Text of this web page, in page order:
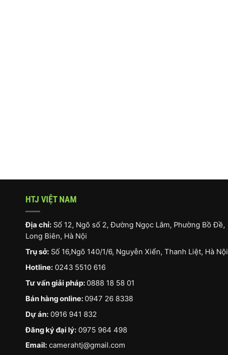
HTJ VIỆT NAM
Địa chỉ: Số 12, Ngõ số 2, Đường Ngọc Lâm, Phường Bồ Đề,
Long Biên, Hà Nội
Trụ sở: Số 16,Ngõ 140/1/6, Nguyễn Xiển, Thanh Liệt, Hà Nội
Hotline: 0243 5510 616
Tư vấn giải pháp: 0888 18 58 01
Bán hàng online: 0947 26 8338
Dự án: 0916 941 832
Đăng ký đại lý: 0975 964 498
Email: camerahtj@gmail.com